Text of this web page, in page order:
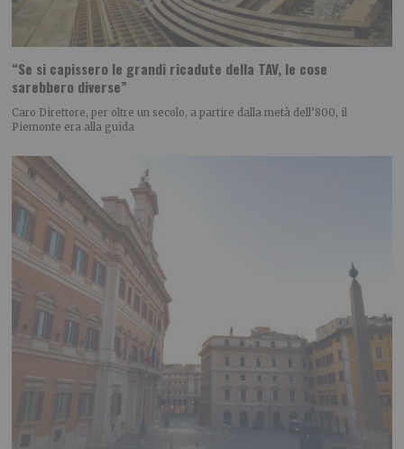
“Se si capissero le grandi ricadute della TAV, le cose
sarebbero diverse”
Caro Direttore, per oltre un secolo, a partire dalla metà dell’800, il
Piemonte era alla guida